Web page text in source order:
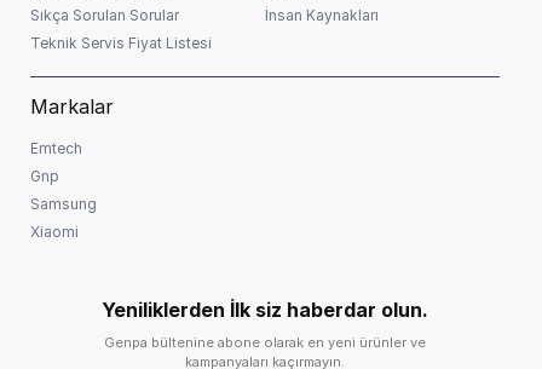
Sıkça Sorulan Sorular
Teknik Servis Fiyat Listesi
İnsan Kaynakları
Markalar
Emtech
Gnp
Samsung
Xiaomi
Yeniliklerden İlk siz haberdar olun.
Genpa bültenine abone olarak en yeni ürünler ve
kampanyaları kaçırmayın.